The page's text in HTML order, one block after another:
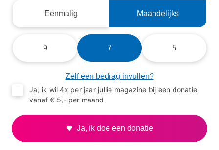
Eenmalig Maandelijks
9
7 5
Zelf een bedrag invullen?
Ja, ik wil 4x per jaar jullie magazine bij een donatie
vanaf € 5,- per maand
Ja, ik doe een donatie